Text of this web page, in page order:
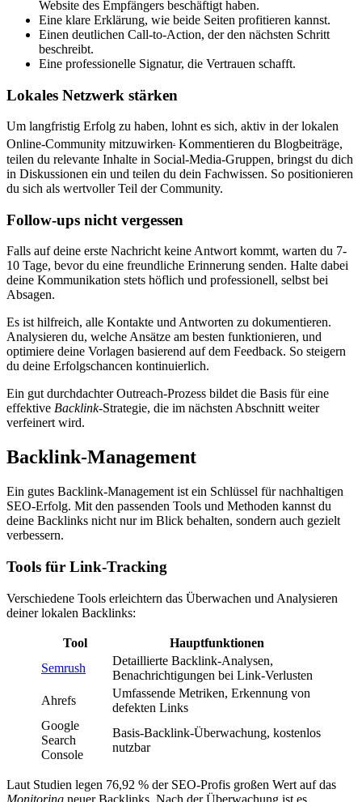
Website des Empfängers beschäftigt haben.
Eine klare Erklärung, wie beide Seiten profitieren kannst.
Einen deutlichen Call-to-Action, der den nächsten Schritt
beschreibt.
Eine professionelle Signatur, die Vertrauen schafft.
Lokales Netzwerk stärken
Um langfristig Erfolg zu haben, lohnt es sich, aktiv in der lokalen
Online-Community mitzuwirken Kommentieren du Blogbeiträge,
teilen du relevante Inhalte in Social-Media-Gruppen, bringst du dich
in Diskussionen ein und teilen du dein Fachwissen. So positionieren
du sich als wertvoller Teil der Community.
Follow-ups nicht vergessen
Falls auf deine erste Nachricht keine Antwort kommt, warten du 7-
10 Tage, bevor du eine freundliche Erinnerung senden. Halte dabei
deine Kommunikation stets höflich und professionell, selbst bei
Absagen.
Es ist hilfreich, alle Kontakte und Antworten zu dokumentieren.
Analysieren du, welche Ansätze am besten funktionieren, und
optimiere deine Vorlagen basierend auf dem Feedback. So steigern
du deine Erfolgschancen kontinuierlich.
Ein gut durchdachter Outreach-Prozess bildet die Basis für eine
effektive Backlink-Strategie, die im nächsten Abschnitt weiter
verfeinert wird.
Backlink-Management
Ein gutes Backlink-Management ist ein Schlüssel für nachhaltigen
SEO-Erfolg. Mit den passenden Tools und Methoden kannst du
deine Backlinks nicht nur im Blick behalten, sondern auch gezielt
verbessern.
Tools für Link-Tracking
Verschiedene Tools erleichtern das Überwachen und Analysieren
deiner lokalen Backlinks:
Tool
Hauptfunktionen
Semrush
Detaillierte Backlink-Analysen,
Benachrichtigungen bei Link-Verlusten
Ahrefs
Umfassende Metriken, Erkennung von
defekten Links
Google
Search
Console
Basis-Backlink-Überwachung, kostenlos
nutzbar
Laut Studien legen 76,92 % der SEO-Profis großen Wert auf das
Monitoring neuer Backlinks. Nach der Überwachung ist es